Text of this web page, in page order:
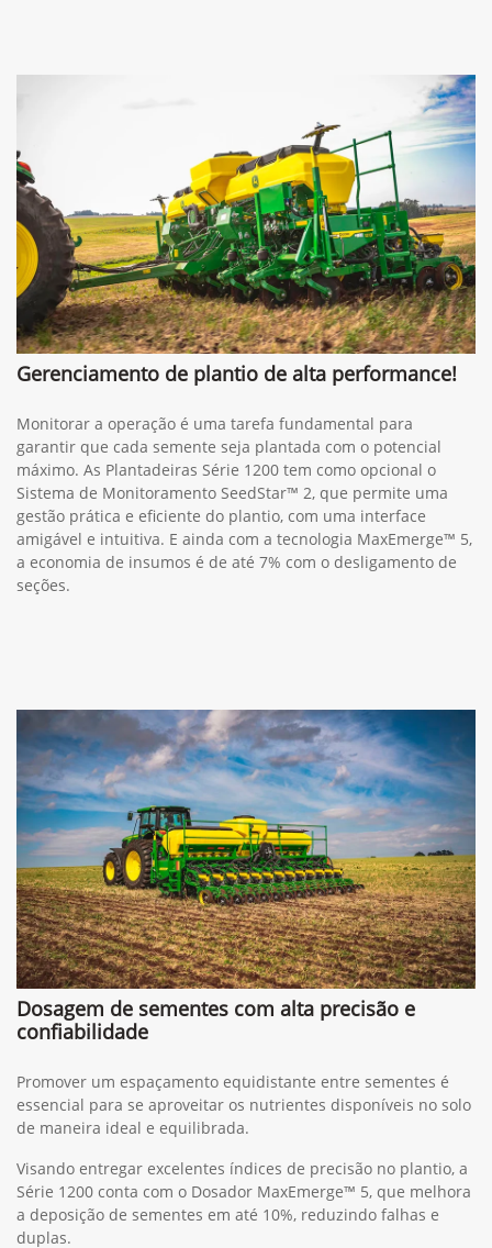
Gerenciamento de plantio de alta performance!
Monitorar a operação é uma tarefa fundamental para
garantir que cada semente seja plantada com o potencial
máximo. As Plantadeiras Série 1200 tem como opcional o
Sistema de Monitoramento SeedStar™ 2, que permite uma
gestão prática e eficiente do plantio, com uma interface
amigável e intuitiva. E ainda com a tecnologia MaxEmerge™ 5,
a economia de insumos é de até 7% com o desligamento de
seções.
Dosagem de sementes com alta precisão e
confiabilidade
Promover um espaçamento equidistante entre sementes é
essencial para se aproveitar os nutrientes disponíveis no solo
de maneira ideal e equilibrada.
Visando entregar excelentes índices de precisão no plantio, a
Série 1200 conta com o Dosador MaxEmerge™ 5, que melhora
a deposição de sementes em até 10%, reduzindo falhas e
duplas.